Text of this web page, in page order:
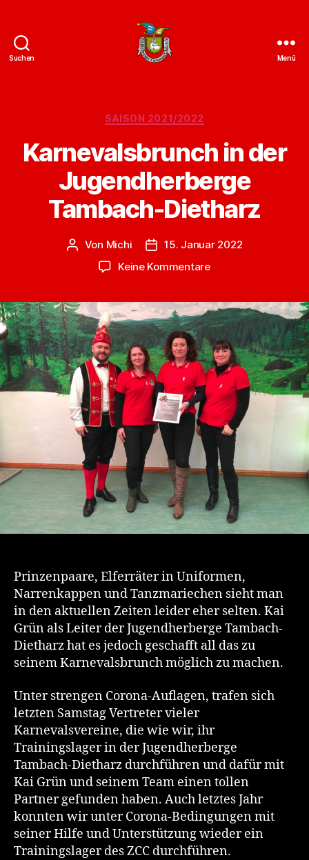
Suchen Menü
Kategorien
SAISON 2021/2022
Karnevalsbrunch in der
Jugendherberge
Tambach-Dietharz
Beitragsautor
Von Michi Veröffentlichungsdatum
15. Januar 2022
Keine Kommentarezu
der
Jugendherberge
Tambach-
Dietharz
Prinzenpaare, Elferräter in Uniformen,
Narrenkappen und Tanzmariechen sieht man
in den aktuellen Zeiten leider eher selten. Kai
Grün als Leiter der Jugendherberge Tambach-
Dietharz hat es jedoch geschafft all das zu
seinem Karnevalsbrunch möglich zu machen.
Unter strengen Corona-Auflagen, trafen sich
letzten Samstag Vertreter vieler
Karnevalsvereine, die wie wir, ihr
Trainingslager in der Jugendherberge
Tambach-Dietharz durchführen und dafür mit
Kai Grün und seinem Team einen tollen
Partner gefunden haben. Auch letztes Jahr
konnten wir unter Corona-Bedingungen mit
seiner Hilfe und Unterstützung wieder ein
Trainingslager des ZCC durchführen.